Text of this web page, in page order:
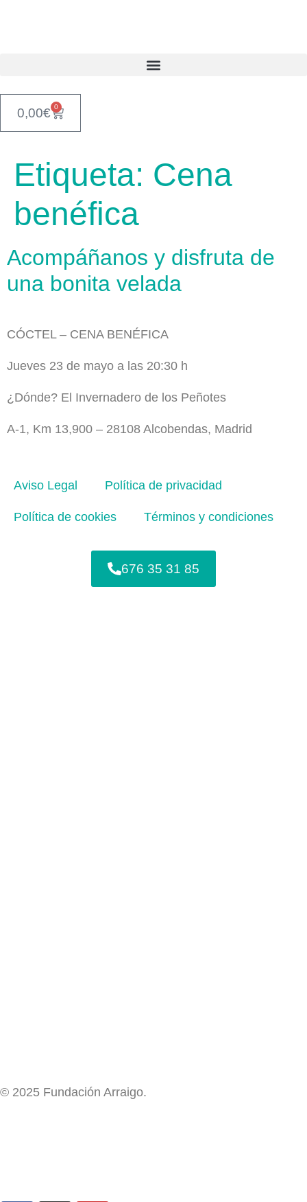
0,00€ 0
Etiqueta: Cena
benéfica
Acompáñanos y disfruta de
una bonita velada
CÓCTEL – CENA BENÉFICA
Jueves 23 de mayo a las 20:30 h
¿Dónde? El Invernadero de los Peñotes
A-1, Km 13,900 – 28108 Alcobendas, Madrid
Aviso Legal Política de privacidad
Política de cookies Términos y condiciones
676 35 31 85
© 2025 Fundación Arraigo.